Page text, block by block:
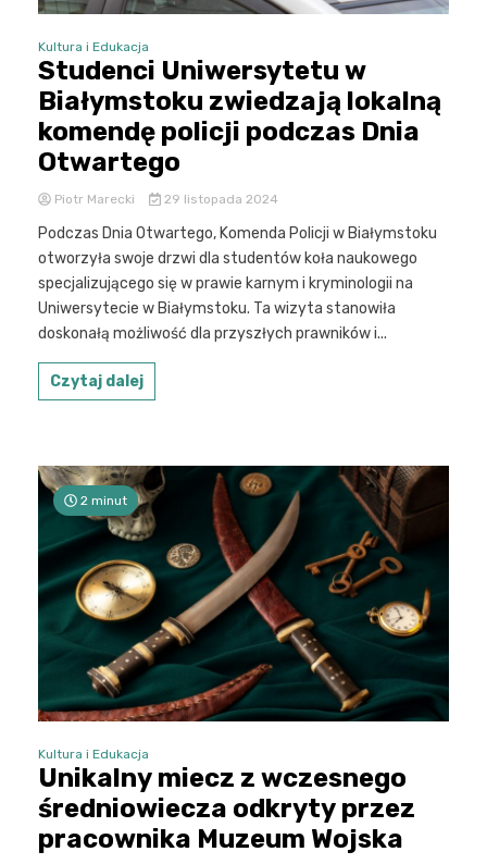
Kultura i Edukacja
Studenci Uniwersytetu w
Białymstoku zwiedzają lokalną
komendę policji podczas Dnia
Otwartego
Piotr Marecki 29 listopada 2024
Podczas Dnia Otwartego, Komenda Policji w Białymstoku
otworzyła swoje drzwi dla studentów koła naukowego
specjalizującego się w prawie karnym i kryminologii na
Uniwersytecie w Białymstoku. Ta wizyta stanowiła
doskonałą możliwość dla przyszłych prawników i...
Czytaj dalej
2 minut
Kultura i Edukacja
Unikalny miecz z wczesnego
średniowiecza odkryty przez
pracownika Muzeum Wojska